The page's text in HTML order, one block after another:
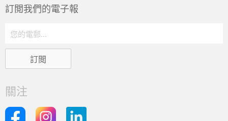
訂閲我們的電子報
關注